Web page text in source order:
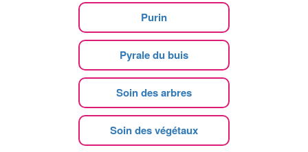
Purin
Pyrale du buis
Soin des arbres
Soin des végétaux